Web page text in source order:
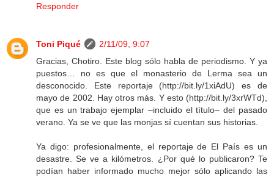
Responder
Toni Piqué
2/11/09, 9:07
Gracias, Chotiro. Este blog sólo habla de periodismo. Y ya
puestos… no es que el monasterio de Lerma sea un
desconocido. Este reportaje (http://bit.ly/1xiAdU) es de
mayo de 2002. Hay otros más. Y esto (http://bit.ly/3xrWTd),
que es un trabajo ejemplar –incluido el título– del pasado
verano. Ya se ve que las monjas sí cuentan sus historias.
Ya digo: profesionalmente, el reportaje de El País es un
desastre. Se ve a kilómetros. ¿Por qué lo publicaron? Te
podían haber informado mucho mejor sólo aplicando las